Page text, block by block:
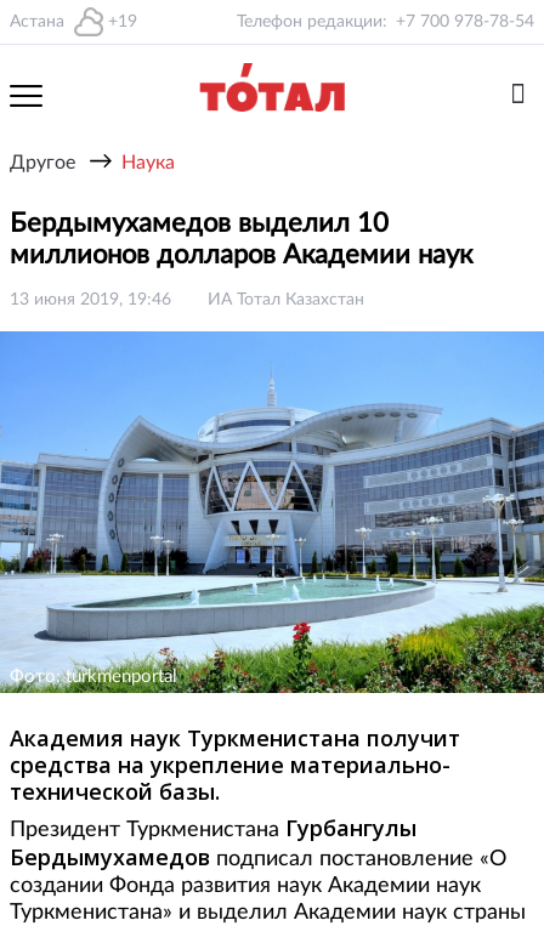
Астана +19 Телефон редакции: +7 700 978-78-54
Другое → Наука
Бердымухамедов выделил 10
миллионов долларов Академии наук
13 июня 2019, 19:46 ИА Тотал Казахстан
Фото: turkmenportal
Академия наук Туркменистана получит
средства на укрепление материально-
технической базы.
Президент Туркменистана Гурбангулы
Бердымухамедов подписал постановление «О
создании Фонда развития наук Академии наук
Туркменистана» и выделил Академии наук страны